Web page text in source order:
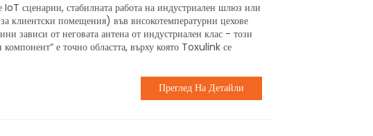
IoT сценарии, стабилната работа на индустриален шлюз или
клиентски помещения) във високотемпературни цехове
зависи от неговата антена от индустриален клас - този
е точно областта, върху която Toxulink се
Преглед На Детайли